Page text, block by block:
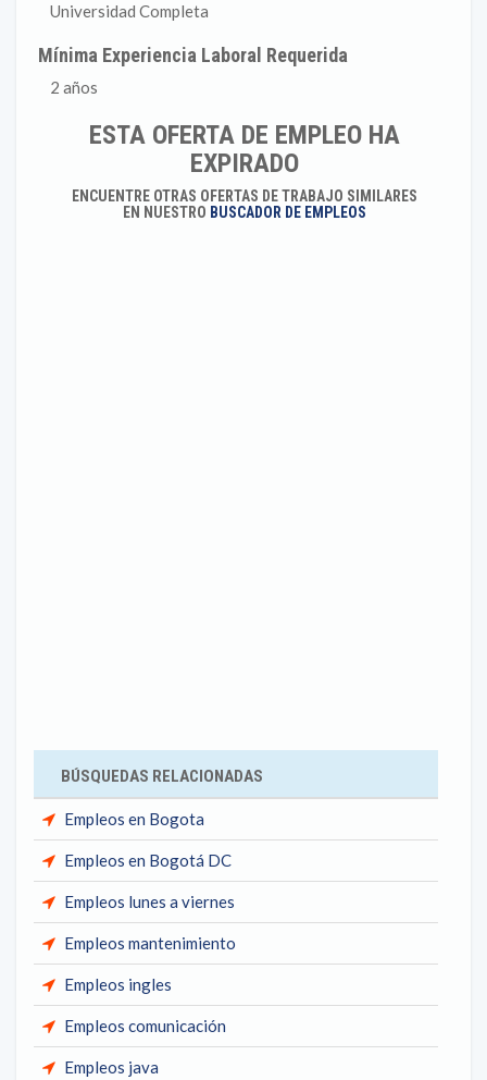
Universidad Completa
Mínima Experiencia Laboral Requerida
2 años
ESTA OFERTA DE EMPLEO HA
EXPIRADO
ENCUENTRE OTRAS OFERTAS DE TRABAJO SIMILARES
EN NUESTRO BUSCADOR DE EMPLEOS
BÚSQUEDAS RELACIONADAS
Empleos en Bogota
Empleos en Bogotá DC
Empleos lunes a viernes
Empleos mantenimiento
Empleos ingles
Empleos comunicación
Empleos java